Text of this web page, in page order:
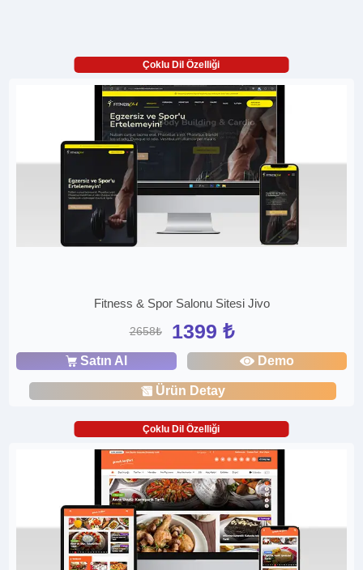
Çoklu Dil Özelliği
Fitness & Spor Salonu Sitesi Jivo
2658₺ 1399 ₺
Satın Al Demo
Ürün Detay
Çoklu Dil Özelliği